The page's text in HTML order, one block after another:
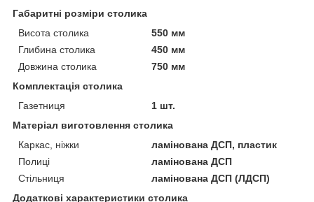
Габаритні розміри столика
Висота столика
550 мм
Глибина столика
450 мм
Довжина столика
750 мм
Комплектація столика
Газетниця
1 шт.
Матеріал виготовлення столика
Каркас, ніжки
ламінована ДСП, пластик
Полиці
ламінована ДСП
Стільниця
ламінована ДСП (ЛДСП)
Додаткові характеристики столика